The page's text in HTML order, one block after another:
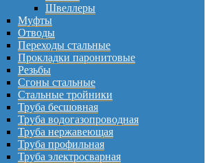
Швеллеры
Муфты
Отводы
Переходы стальные
Прокладки паронитовые
Резьбы
Сгоны стальные
Стальные тройники
Труба бесшовная
Труба водогазопроводная
Труба нержавеющая
Труба профильная
Труба электросварная